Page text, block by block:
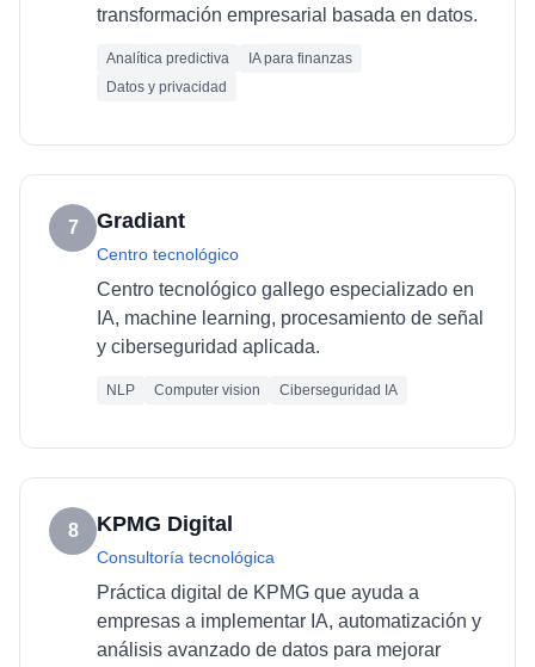
transformación empresarial basada en datos.
Analítica predictiva
IA para finanzas
Datos y privacidad
7 Gradiant
Centro tecnológico
Centro tecnológico gallego especializado en
IA, machine learning, procesamiento de señal
y ciberseguridad aplicada.
NLP Computer vision Ciberseguridad IA
8 KPMG Digital
Consultoría tecnológica
Práctica digital de KPMG que ayuda a
empresas a implementar IA, automatización y
análisis avanzado de datos para mejorar